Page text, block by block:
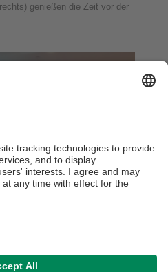
genießen die Zeit vor der